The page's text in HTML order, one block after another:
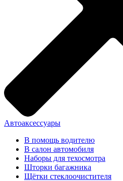
Автоаксессуары
В помощь водителю
В салон автомобиля
Наборы для техосмотра
Шторки багажника
Щётки стеклоочистителя